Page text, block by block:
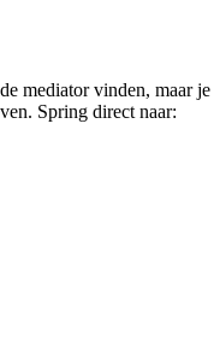
mediator vinden, maar
Spring direct naar: